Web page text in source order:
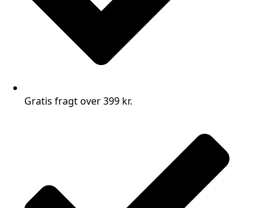
Gratis fragt over 399 kr.